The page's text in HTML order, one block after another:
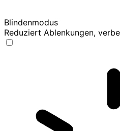
Blindenmodus
Reduziert Ablenkungen,